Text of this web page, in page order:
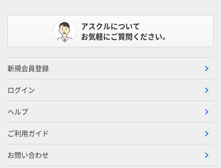
アスクルについて
お気軽にご質問ください。
新規会員登録
ログイン
ヘルプ
ご利用ガイド
お問い合わせ